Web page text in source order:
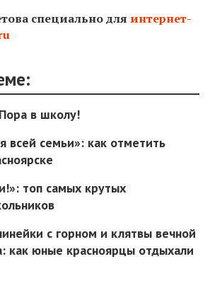
специально для интернет-
в школу!
всей семьи»: как отметить
топ самых крутых
с горном и клятвы вечной
как юные красноярцы отдыхали